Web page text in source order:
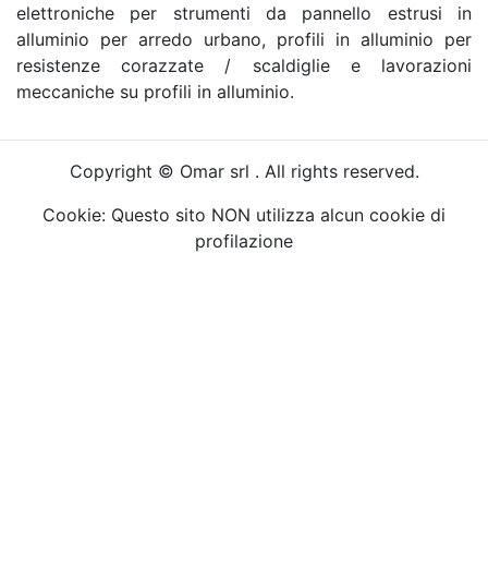
elettroniche per strumenti da pannello estrusi in
alluminio per arredo urbano, profili in alluminio per
resistenze corazzate / scaldiglie e lavorazioni
meccaniche su profili in alluminio.
Copyright © Omar srl . All rights reserved.
Cookie: Questo sito NON utilizza alcun cookie di
profilazione